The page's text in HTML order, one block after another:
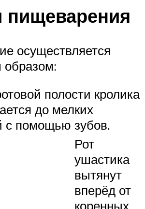
осуществляется
полости кролика
до мелких
с помощью зубов.
Рот
ушастика
вытянут
вперёд от
коренных